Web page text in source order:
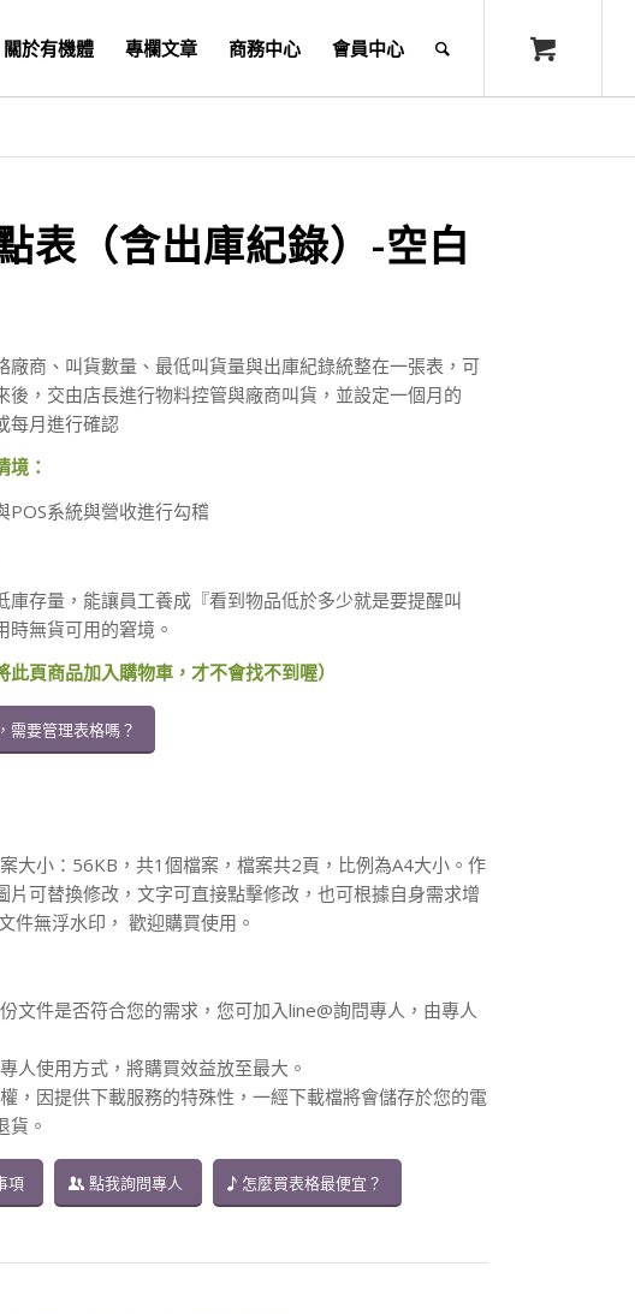
關於有機體 專欄文章 商務中心 會員中心
表（含出庫紀錄）-空白
廠商、叫貨數量、最低叫貨量與出庫紀錄統整在一張表，可
後，交由店長進行物料控管與廠商叫貨，並設定一個月的
每月進行確認
境：
POS系統與營收進行勾稽
庫存量，能讓員工養成『看到物品低於多少就是要提醒叫
時無貨可用的窘境。
此頁商品加入購物車，才不會找不到喔）
需要管理表格嗎？
大小：56KB，共1個檔案，檔案共2頁，比例為A4大小。作
片可替換修改，文字可直接點擊修改，也可根據自身需求增
件無浮水印， 歡迎購買使用。
文件是否符合您的需求，您可加入line@詢問專人，由專人
人使用方式，將購買效益放至最大。
，因提供下載服務的特殊性，一經下載檔將會儲存於您的電
貨。
項 點我詢問專人 怎麼買表格最便宜？